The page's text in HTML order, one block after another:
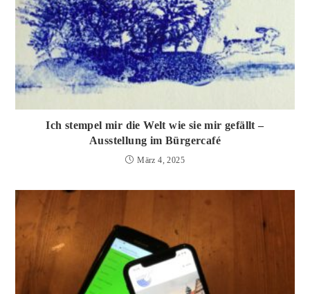
Ich stempel mir die Welt wie sie mir gefällt –
Ausstellung im Bürgercafé
März 4, 2025